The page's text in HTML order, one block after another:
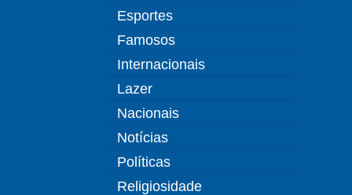
Esportes
Famosos
Internacionais
Lazer
Nacionais
Notícias
Políticas
Religiosidade